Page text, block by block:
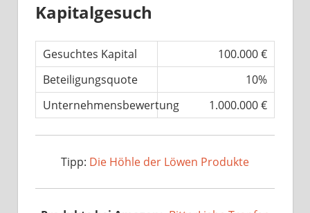
Kapitalgesuch
Gesuchtes Kapital
100.000 €
Beteiligungsquote
10%
Unternehmensbewertung
1.000.000 €
Tipp: Die Höhle der Löwen Produkte